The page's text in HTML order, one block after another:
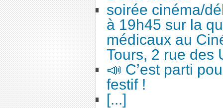
soirée cinéma/
à 19h45 sur la
médicaux au
Tours, 2 rue des
📣 C’est parti
festif !
[...]